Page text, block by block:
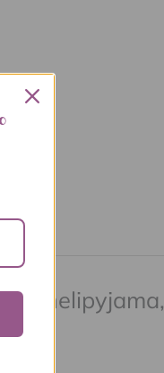
flanelipyjama,